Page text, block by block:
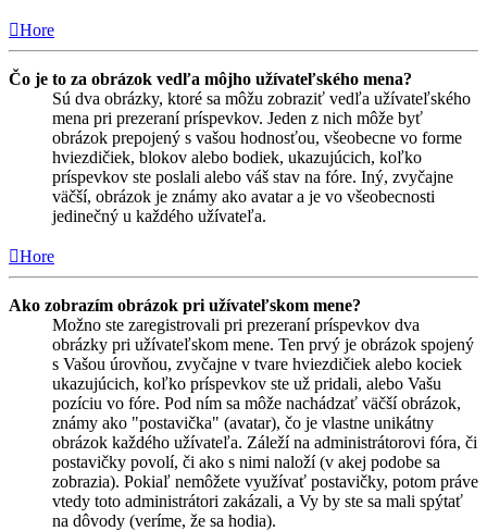
Hore
Čo je to za obrázok vedľa môjho užívateľského mena?
Sú dva obrázky, ktoré sa môžu zobraziť vedľa užívateľského
mena pri prezeraní príspevkov. Jeden z nich môže byť
obrázok prepojený s vašou hodnosťou, všeobecne vo forme
hviezdičiek, blokov alebo bodiek, ukazujúcich, koľko
príspevkov ste poslali alebo váš stav na fóre. Iný, zvyčajne
väčší, obrázok je známy ako avatar a je vo všeobecnosti
jedinečný u každého užívateľa.
Hore
Ako zobrazím obrázok pri užívateľskom mene?
Možno ste zaregistrovali pri prezeraní príspevkov dva
obrázky pri užívateľskom mene. Ten prvý je obrázok spojený
s Vašou úrovňou, zvyčajne v tvare hviezdičiek alebo kociek
ukazujúcich, koľko príspevkov ste už pridali, alebo Vašu
pozíciu vo fóre. Pod ním sa môže nachádzať väčší obrázok,
známy ako "postavička" (avatar), čo je vlastne unikátny
obrázok každého užívateľa. Záleží na administrátorovi fóra, či
postavičky povolí, či ako s nimi naloží (v akej podobe sa
zobrazia). Pokiaľ nemôžete využívať postavičky, potom práve
vtedy toto administrátori zakázali, a Vy by ste sa mali spýtať
na dôvody (veríme, že sa hodia).